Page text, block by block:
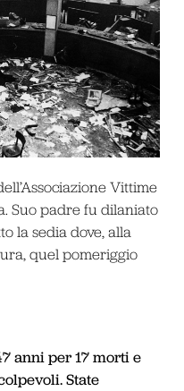
Vittime
Suo padre fu dilaniato
la sedia dove, alla
quel pomeriggio
anni per 17 morti e
State